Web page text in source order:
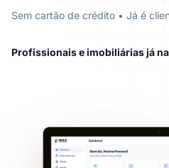
Sem cartão de crédito • Já é
Profissionais e imobiliárias já